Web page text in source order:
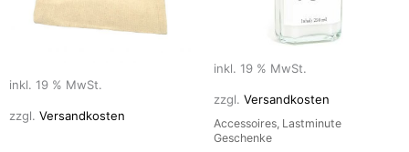
inkl. 19 % MwSt.
zzgl. Versandkosten
inkl. 19 % MwSt.
zzgl. Versandkosten
Accessoires, Lastminute
Geschenke